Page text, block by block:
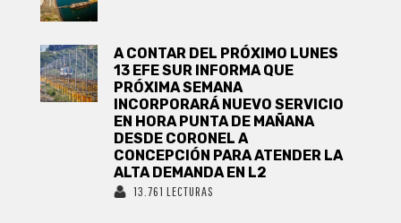
A CONTAR DEL PRÓXIMO LUNES
13 EFE SUR INFORMA QUE
PRÓXIMA SEMANA
INCORPORARÁ NUEVO SERVICIO
EN HORA PUNTA DE MAÑANA
DESDE CORONEL A
CONCEPCIÓN PARA ATENDER LA
ALTA DEMANDA EN L2
13.761 LECTURAS